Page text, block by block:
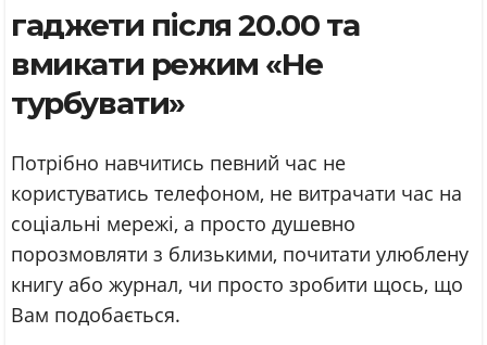
гаджети після 20.00 та
вмикати режим «Не
турбувати»
Потрібно навчитись певний час не
користуватись телефоном, не витрачати час на
соціальні мережі, а просто душевно
порозмовляти з близькими, почитати улюблену
книгу або журнал, чи просто зробити щось, що
Вам подобається.